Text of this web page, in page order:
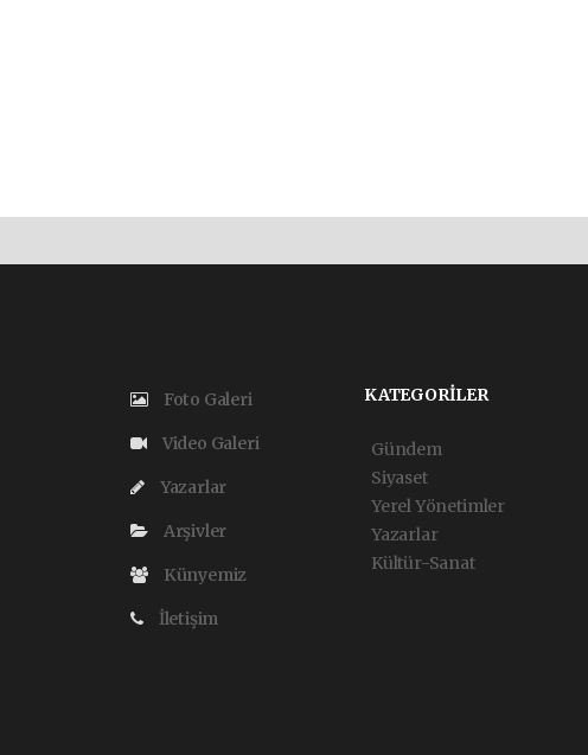
Foto Galeri
Video Galeri
Yazarlar
Arşivler
Künyemiz
İletişim
KATEGORİLER
Gündem
Siyaset
Yerel Yönetimler
Yazarlar
Kültür-Sanat